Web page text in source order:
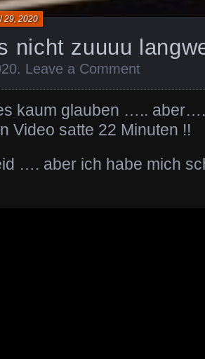
nicht zuuuu
29, 2020
. Leave a Comment
kaum glauben …..
Video satte 22 Minuten !!
…. aber ich habe mich